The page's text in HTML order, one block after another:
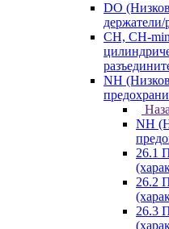
DO
держатели/
CH, CH-
NH
NH
26.1
26.2
26.3